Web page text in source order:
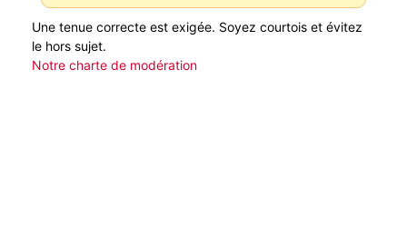
Une tenue correcte est exigée. Soyez courtois et évitez
le hors sujet.
Notre charte de modération